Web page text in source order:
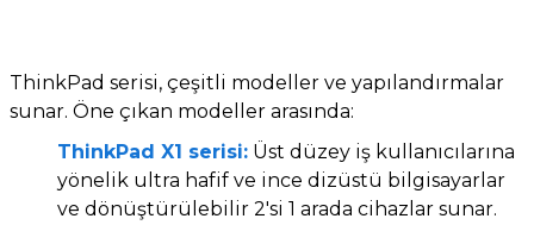
ThinkPad serisi, çeşitli modeller ve yapılandırmalar
sunar. Öne çıkan modeller arasında:
ThinkPad X1 serisi: Üst düzey iş kullanıcılarına
yönelik ultra hafif ve ince dizüstü bilgisayarlar
ve dönüştürülebilir 2'si 1 arada cihazlar sunar.